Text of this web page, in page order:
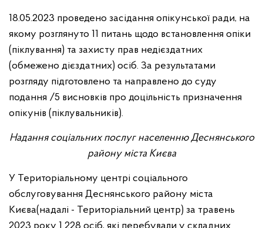
18.05.2023 проведено засідання опікунської ради, на
якому розглянуто 11 питань щодо встановлення опіки
(піклування) та захисту прав недієздатних
(обмежено дієздатних) осіб. За результатами
розгляду підготовлено та направлено до суду
подання /5 висновків про доцільність призначення
опікунів (піклувальників).
Надання соціальних послуг населенню Деснянського
району міста Києва
У Територіальному центрі соціального
обслуговування Деснянського району міста
Києва(надалі - Територіальний центр) за травень
2023 року 1 228 осіб, які перебували у складних